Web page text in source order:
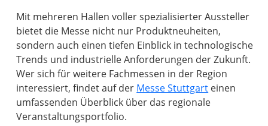
Mit mehreren Hallen voller spezialisierter Aussteller
bietet die Messe nicht nur Produktneuheiten,
sondern auch einen tiefen Einblick in technologische
Trends und industrielle Anforderungen der Zukunft.
Wer sich für weitere Fachmessen in der Region
interessiert, findet auf der Messe Stuttgart einen
umfassenden Überblick über das regionale
Veranstaltungsportfolio.